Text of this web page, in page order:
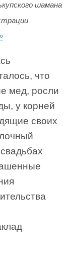
шамана
что
мед, росли
у корней
своих